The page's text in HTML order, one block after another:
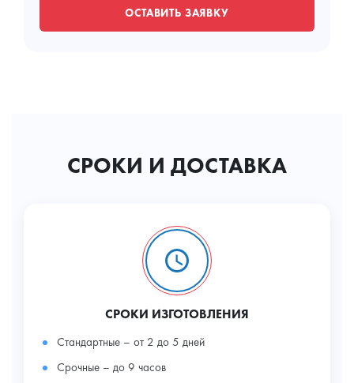
ОСТАВИТЬ ЗАЯВКУ
СРОКИ И ДОСТАВКА
СРОКИ ИЗГОТОВЛЕНИЯ
Стандартные – от 2 до 5 дней
Срочные – до 9 часов